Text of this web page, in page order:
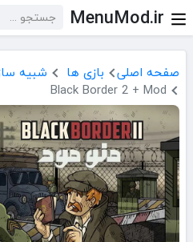
MenuMod.ir
صفحه اصلی بازی ها
شبیه
Black Border 2 + Mod